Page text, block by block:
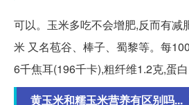
可以。玉米多吃不会增肥,反而有减
米 又名苞谷、棒子、蜀黎等。每
6千焦耳(196千卡),粗纤维1.2克,蛋白
黄玉米和糯玉米营养有区别吗